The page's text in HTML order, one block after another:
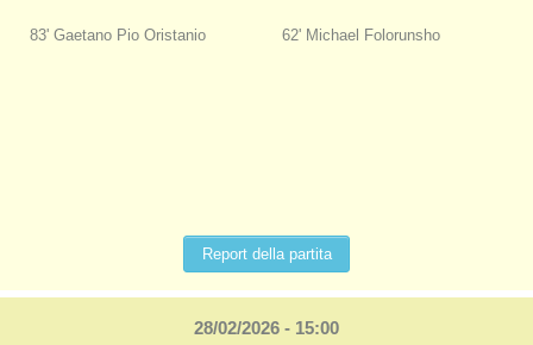
83' Gaetano Pio Oristanio 62' Michael Folorunsho
Report della partita
28/02/2026 - 15:00